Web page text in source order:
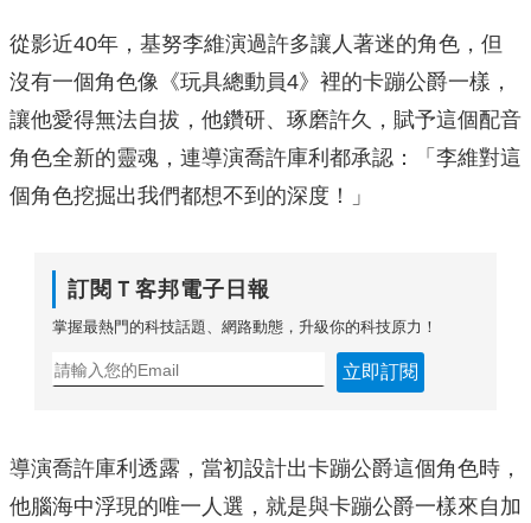
從影近40年，基努李維演過許多讓人著迷的角色，但
沒有一個角色像《玩具總動員4》裡的卡蹦公爵一樣，
讓他愛得無法自拔，他鑽研、琢磨許久，賦予這個配音
角色全新的靈魂，連導演喬許庫利都承認：「李維對這
個角色挖掘出我們都想不到的深度！」
訂閱Ｔ客邦電子日報
掌握最熱門的科技話題、網路動態，升級你的科技原力！
立即訂閱
導演喬許庫利透露，當初設計出卡蹦公爵這個角色時，
他腦海中浮現的唯一人選，就是與卡蹦公爵一樣來自加